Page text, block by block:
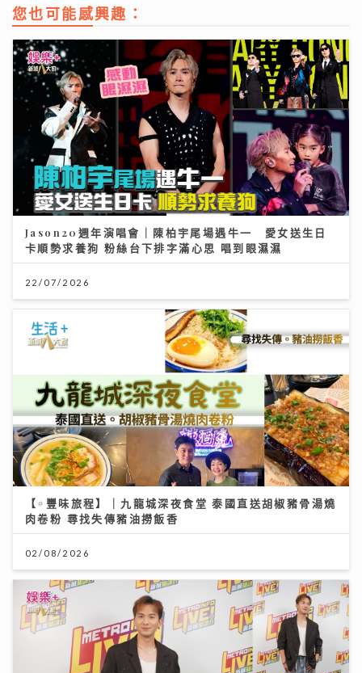
您也可能感興趣：
Jason20週年演唱會｜陳柏宇尾場遇牛一 愛女送生日
卡順勢求養狗 粉絲台下排字滿心思 唱到眼濕濕
22/07/2026
【#豐味旅程】｜九龍城深夜食堂 泰國直送胡椒豬骨湯燒
肉卷粉 尋找失傳豬油撈飯香
02/08/2026